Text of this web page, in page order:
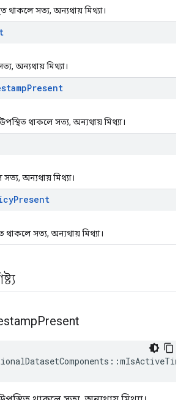
থাকলে সত্য, অন্যথায় মিথ্যা।
অন্যথায় মিথ্যা।
Present
থাকলে সত্য, অন্যথায় মিথ্যা।
অন্যথায় মিথ্যা।
Present
থাকলে সত্য, অন্যথায় মিথ্যা।
Present
::